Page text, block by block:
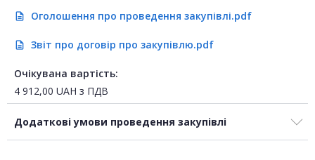
description Оголошення про проведення закупівлі.pdf
description Звіт про договір про закупівлю.pdf
Очікувана вартість:
4 912,00 UAH з ПДВ
Додаткові умови проведення закупівлі